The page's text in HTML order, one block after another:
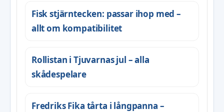
Fisk stjärntecken: passar ihop med –
allt om kompatibilitet
Rollistan i Tjuvarnas jul – alla
skådespelare
Fredriks Fika tårta i långpanna –